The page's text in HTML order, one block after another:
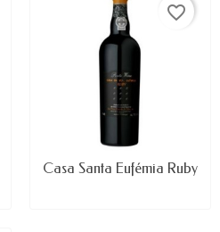
favorite_border
Casa Santa Eufémia Ruby